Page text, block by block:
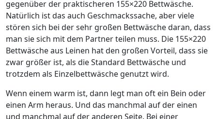
gegenüber der praktischeren 155×220 Bettwäsche.
Natürlich ist das auch Geschmackssache, aber viele
stören sich bei der sehr großen Bettwäsche daran, dass
man sie sich mit dem Partner teilen muss. Die 155×220
Bettwäsche aus Leinen hat den großen Vorteil, dass sie
zwar größer ist, als die Standard Bettwäsche und
trotzdem als Einzelbettwäsche genutzt wird.
Wenn einem warm ist, dann legt man oft ein Bein oder
einen Arm heraus. Und das manchmal auf der einen
und manchmal auf der anderen Seite. Bei einer